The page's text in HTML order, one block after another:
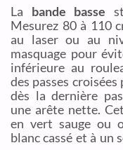
La bande basse
Mesurez 80 à 110
au laser ou au
masquage pour
inférieure au
des passes
dès la dernière
une arête nette.
en vert sauge ou
blanc cassé et à un